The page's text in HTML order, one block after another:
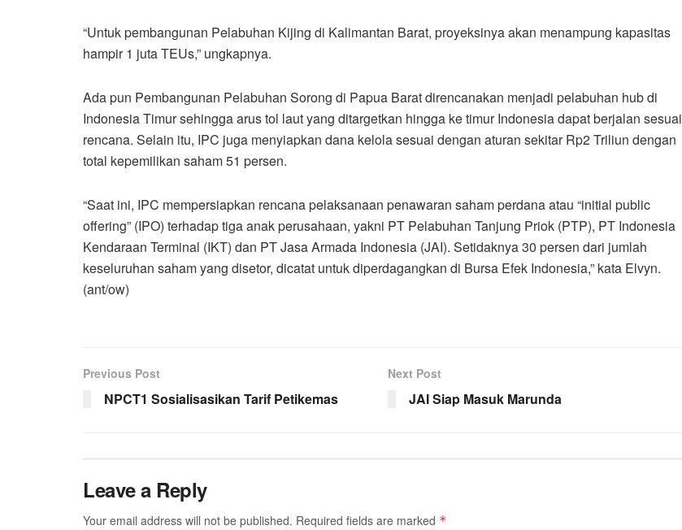
“Untuk pembangunan Pelabuhan Kijing di Kalimantan Barat, proyeksinya akan menampung kapasitas
hampir 1 juta TEUs,” ungkapnya.
Ada pun Pembangunan Pelabuhan Sorong di Papua Barat direncanakan menjadi pelabuhan hub di
Indonesia Timur sehingga arus tol laut yang ditargetkan hingga ke timur Indonesia dapat berjalan sesuai
rencana. Selain itu, IPC juga menyiapkan dana kelola sesuai dengan aturan sekitar Rp2 Triliun dengan
total kepemilikan saham 51 persen.
“Saat ini, IPC mempersiapkan rencana pelaksanaan penawaran saham perdana atau “initial public
offering” (IPO) terhadap tiga anak perusahaan, yakni PT Pelabuhan Tanjung Priok (PTP), PT Indonesia
Kendaraan Terminal (IKT) dan PT Jasa Armada Indonesia (JAI). Setidaknya 30 persen dari jumlah
keseluruhan saham yang disetor, dicatat untuk diperdagangkan di Bursa Efek Indonesia,” kata Elvyn.
(ant/ow)
Previous Post
NPCT1 Sosialisasikan Tarif Petikemas
Next Post
JAI Siap Masuk Marunda
Leave a Reply
Your email address will not be published. Required fields are marked *